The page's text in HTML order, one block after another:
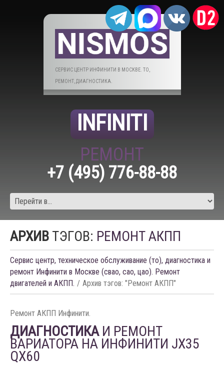
СЕРВИС ЦЕНТР ИНФИНИТИ В МОСКВЕ. ТО,
РЕМОНТ, ДИАГНОСТИКА.
INFINITI
РЕМОНТ
+7 (495) 776-88-88
АРХИВ ТЭГОВ: РЕМОНТ АКПП
Сервис центр, техническое обслуживание (то), диагностика и
ремонт Инфинити в Москве (свао, сао, цао). Ремонт
двигателей и АКПП.
Архив тэгов: "Ремонт АКПП"
Ремонт АКПП Инфинити.
ДИАГНОСТИКАИ РЕМОНТ
ВАРИАТОРА НА ИНФИНИТИ JX35
QX60